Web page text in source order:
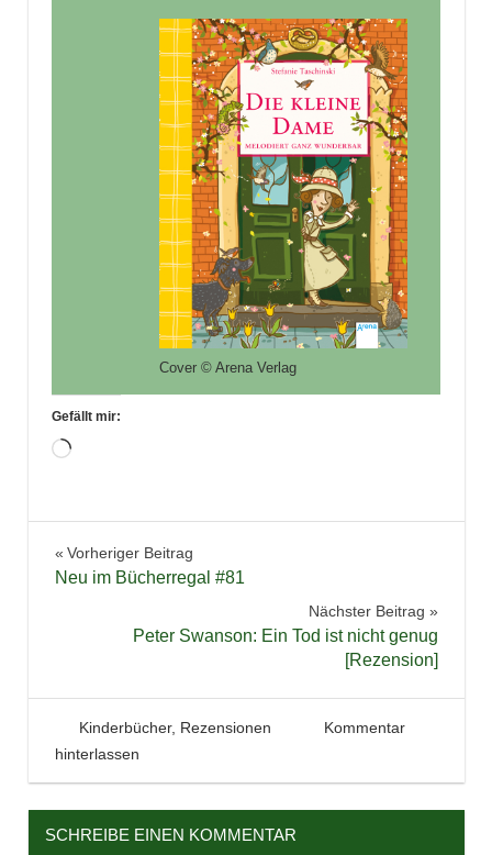
Cover © Arena Verlag
Gefällt mir:
Wird
Buchbesprechung
Literatur
Reihe
Rezension
Beitragsnavigation
Vorheriger Beitrag
Neu im Bücherregal #81
Nächster Beitrag
Peter Swanson: Ein Tod ist nicht genug
[Rezension]
24. August 2020
Tintenhain
Kinderbücher, Rezensionen
Kommentar
hinterlassen
SCHREIBE EINEN KOMMENTAR